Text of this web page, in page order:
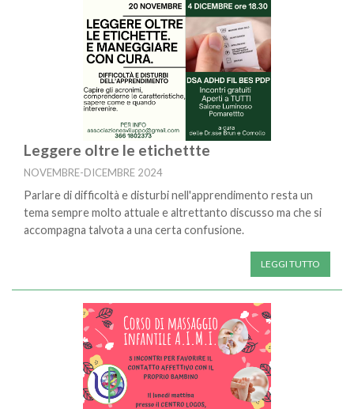
Leggere oltre le etichettte
NOVEMBRE-DICEMBRE 2024
Parlare di difficoltà e disturbi nell'apprendimento resta un
tema sempre molto attuale e altrettanto discusso ma che si
accompagna talvota a una certa confusione.
LEGGI TUTTO